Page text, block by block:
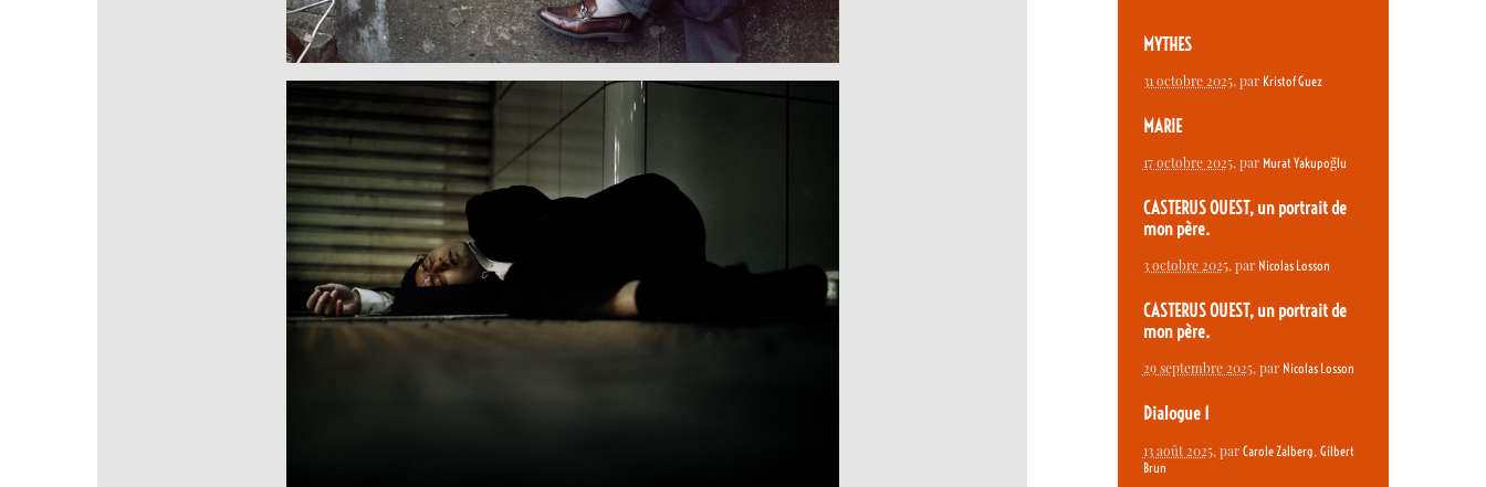
MYTHES
31 octobre 2025, par Kristof Guez
MARIE
17 octobre 2025, par Murat Yakupoğlu
CASTERUS OUEST, un portrait de
mon père.
3 octobre 2025, par Nicolas Losson
CASTERUS OUEST, un portrait de
mon père.
29 septembre 2025, par Nicolas Losson
Dialogue 1
13 août 2025, par Carole Zalberg, Gilbert
Brun